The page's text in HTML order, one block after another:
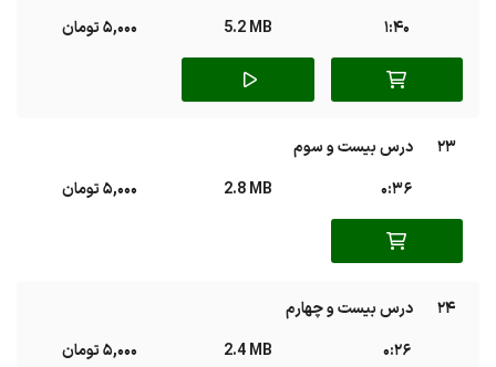
1:40
5.2 MB 5,000 تومان
23
درس بیست و سوم
0:36
2.8 MB 5,000 تومان
24
درس بیست و چهارم
0:26
2.4 MB 5,000 تومان